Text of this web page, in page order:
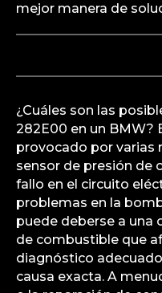
mejor manera de
¿Cuáles son las
282E00 en un BMW?
provocado por varias
sensor de presión de
fallo en el circuito
problemas en la
puede deberse a una
de combustible que
diagnóstico
causa exacta. A